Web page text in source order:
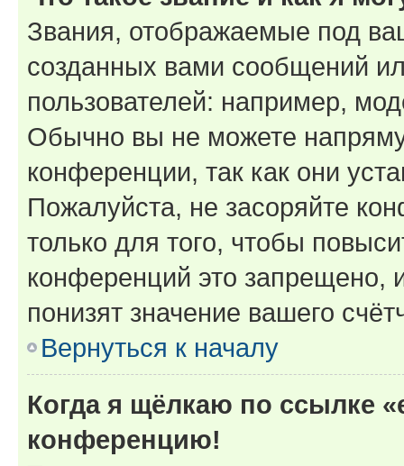
Звания, отображаемые под
созданных вами сообщений
пользователей: например,
Обычно вы не можете
конференции, так как они
Пожалуйста, не засоряйте
только для того, чтобы
конференций это запрещено,
понизят значение вашего
Вернуться к началу
Когда я щёлкаю по ссылке
конференцию!